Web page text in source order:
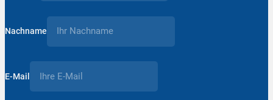
Nachname
E-Mail